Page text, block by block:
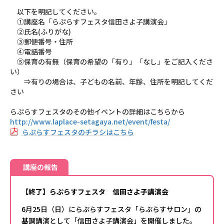
以下を明記してください。
①講座名「らぷらすフェスタ信田さよ子講演会」
②氏名(ふりがな)
③郵便番号・住所
④電話番号
⑤保育の有無（保育の希望の「有り」「なし」をご記入くださ
い）
⇒有りの場合は、子どもの名前、年齢、住所を明記してくだ
さい
らぷらすフェスタのその他イベントの詳細はこちらから
http://www.laplace-setagaya.net/event/festa/
らぷらすフェスタのチラシはこちら
講座の報告
【終了】らぷらすフェスタ 信田さよ子講演会
6月25日（日）にらぷらすフェスタ「らぷらすサロン」の
基調講演として「信田さよ子講演会」を開催しました。